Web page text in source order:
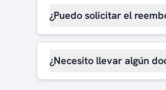
¿Puedo solicitar el
¿Necesito llevar algún